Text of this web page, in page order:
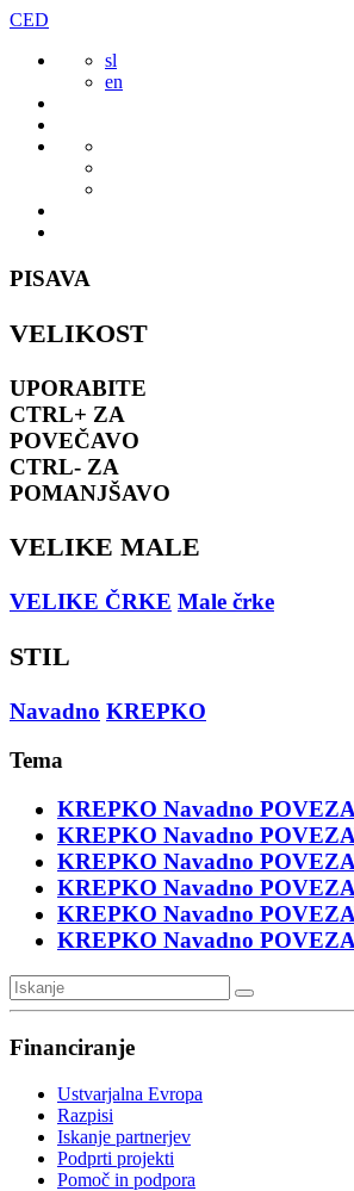
Preskoči
vsebine
CED
sl
en
PISAVA
VELIKOST
UPORABITE
CTRL+ ZA
POVEČAVO
CTRL- ZA
POMANJŠAVO
VELIKE MALE
VELIKE ČRKE Male črke
STIL
Navadno KREPKO
Tema
KREPKO Navadno
KREPKO Navadno
KREPKO Navadno
KREPKO Navadno
KREPKO Navadno
KREPKO Navadno
Financiranje
Ustvarjalna Evropa
Razpisi
Iskanje partnerjev
Podprti projekti
Pomoč in podpora